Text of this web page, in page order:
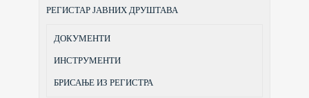
РЕГИСТАР ЈАВНИХ ДРУШТАВА
ДОКУМЕНТИ
ИНСТРУМЕНТИ
БРИСАЊЕ ИЗ РЕГИСТРА